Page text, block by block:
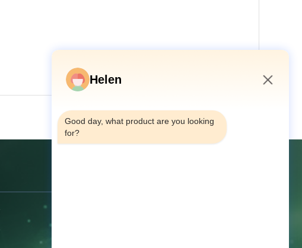
Helen
Good day, what product are you looking
for?